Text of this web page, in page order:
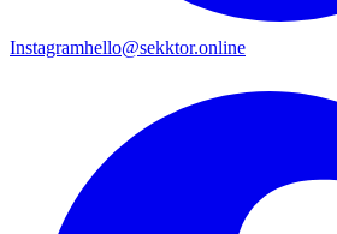
Instagramhello@sekktor.online